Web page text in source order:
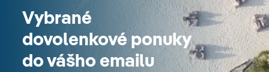
Vybrané
dovolenkové ponuky
do vášho emailu